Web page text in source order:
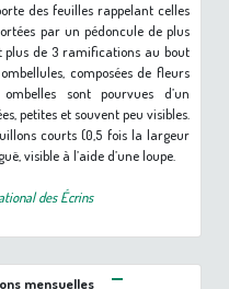
des feuilles rappelant celles
par un pédoncule de plus
plus de 3 ramifications au bout
composées de fleurs
sont pourvues d’un
petites et souvent peu visibles.
courts (0,5 fois la largeur
visible à l’aide d’une loupe.
des Écrins
mensuelles